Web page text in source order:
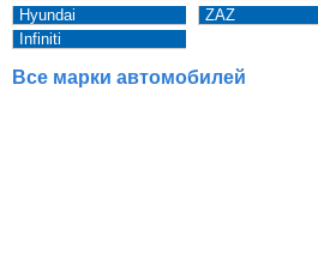
Hyundai
Infiniti
ZAZ
Все марки автомобилей